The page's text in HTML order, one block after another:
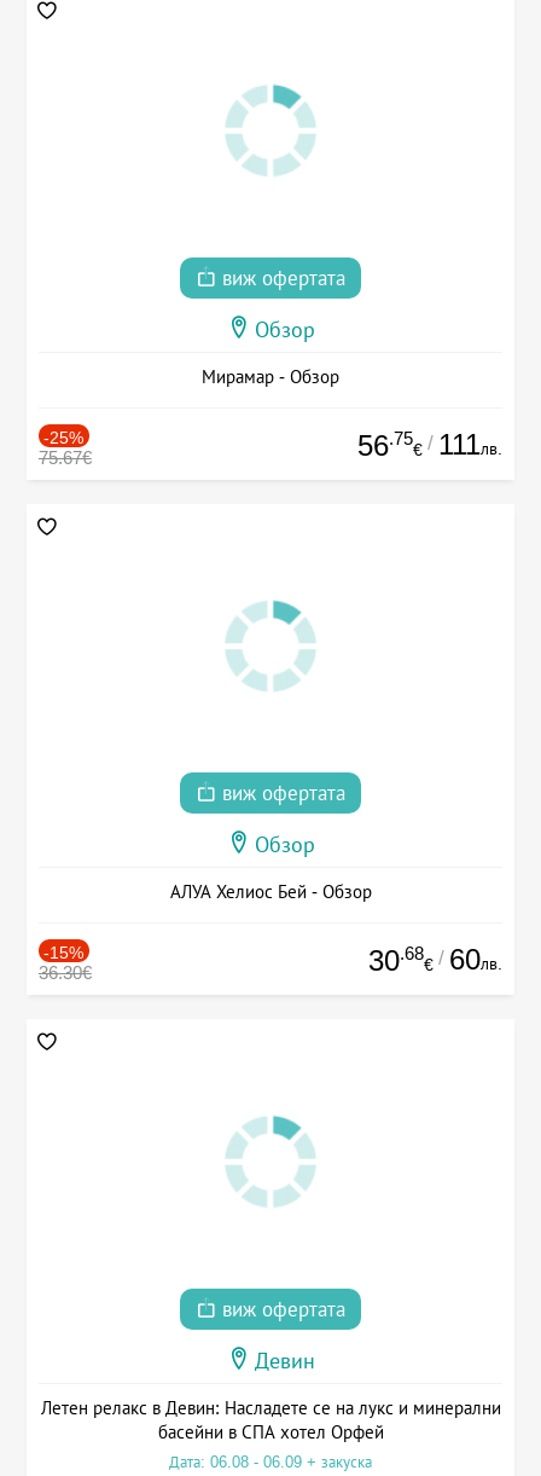
виж офертата
Обзор
Мирамар - Обзор
-25%
75.67€ 56.75
€ / 111лв.
виж офертата
Обзор
АЛУА Хелиос Бей - Обзор
-15%
36.30€ 30.68
€ / 60лв.
виж офертата
Девин
Летен релакс в Девин: Насладете се на лукс и минерални
басейни в СПА хотел Орфей
Дата: 06.08 - 06.09 + закуска